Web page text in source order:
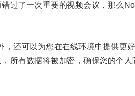
了一次重要的视频会议，那么
可以为您在在线环境中提供更好
有数据将被加密，确保您的个人